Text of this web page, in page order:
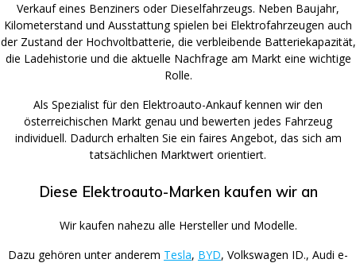
Verkauf eines Benziners oder Dieselfahrzeugs. Neben Baujahr,
Kilometerstand und Ausstattung spielen bei Elektrofahrzeugen auch
der Zustand der Hochvoltbatterie, die verbleibende Batteriekapazität,
die Ladehistorie und die aktuelle Nachfrage am Markt eine wichtige
Rolle.
Als Spezialist für den Elektroauto-Ankauf kennen wir den
österreichischen Markt genau und bewerten jedes Fahrzeug
individuell. Dadurch erhalten Sie ein faires Angebot, das sich am
tatsächlichen Marktwert orientiert.
Diese Elektroauto-Marken kaufen wir an
Wir kaufen nahezu alle Hersteller und Modelle.
Dazu gehören unter anderem Tesla, BYD, Volkswagen ID., Audi e-